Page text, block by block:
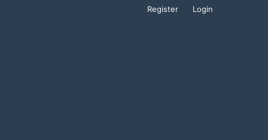
Register Login